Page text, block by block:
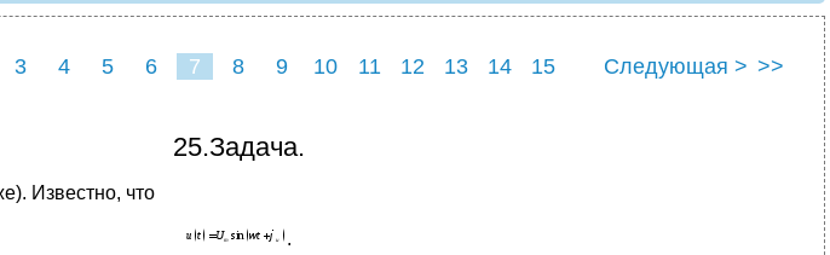
3 4 5 6 7 8 9 10 11 12 13 14
15
Следующая > >>
25.Задача.
Известно, что
.